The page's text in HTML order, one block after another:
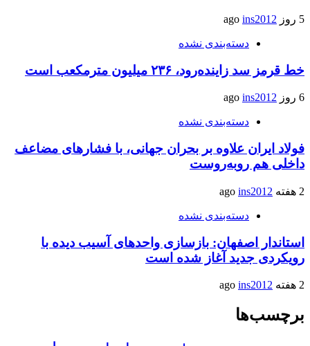
5 روز ago ins2012
دسته‌بندی نشده
خط قرمز سد زاینده‌رود، ۲۳۶ میلیون مترمکعب است
6 روز ago ins2012
دسته‌بندی نشده
فولاد ایران علاوه بر بحران جهانی، با فشارهای مضاعف
داخلی هم روبه‌روست
2 هفته ago ins2012
دسته‌بندی نشده
استاندار اصفهان: بازسازی واحدهای آسیب دیده با
رویکردی جدید آغاز شده است
2 هفته ago ins2012
برچسب‌ها